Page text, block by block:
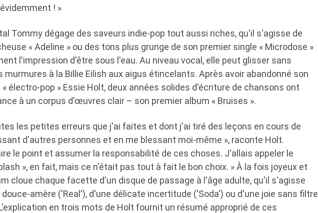
! »
Tommy dégage des saveurs indie-pop tout aussi riches, qu'il s'agisse de
« Adeline » ou des tons plus grunge de son premier single « Microdose »
l'impression d'être sous l'eau. Au niveau vocal, elle peut glisser sans
murmures à la Billie Eilish aux aigus étincelants. Après avoir abandonné son
électro-pop » Essie Holt, deux années solides d'écriture de chansons ont
à un corpus d'œuvres clair – son premier album « Bruises ».
les petites erreurs que j'ai faites et dont j'ai tiré des leçons en cours de
d'autres personnes et en me blessant moi-même », raconte Holt.
le point et assumer la responsabilité de ces choses. J'allais appeler le
», en fait, mais ce n'était pas tout à fait le bon choix. » À la fois joyeux et
cloue chaque facette d'un disque de passage à l'âge adulte, qu'il s'agisse
amère ('Real'), d'une délicate incertitude ('Soda') ou d'une joie sans filtre
en trois mots de Holt fournit un résumé approprié de ces